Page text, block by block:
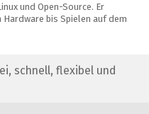
und Open-Source. Er
bis Spielen auf dem
schnell, flexibel und